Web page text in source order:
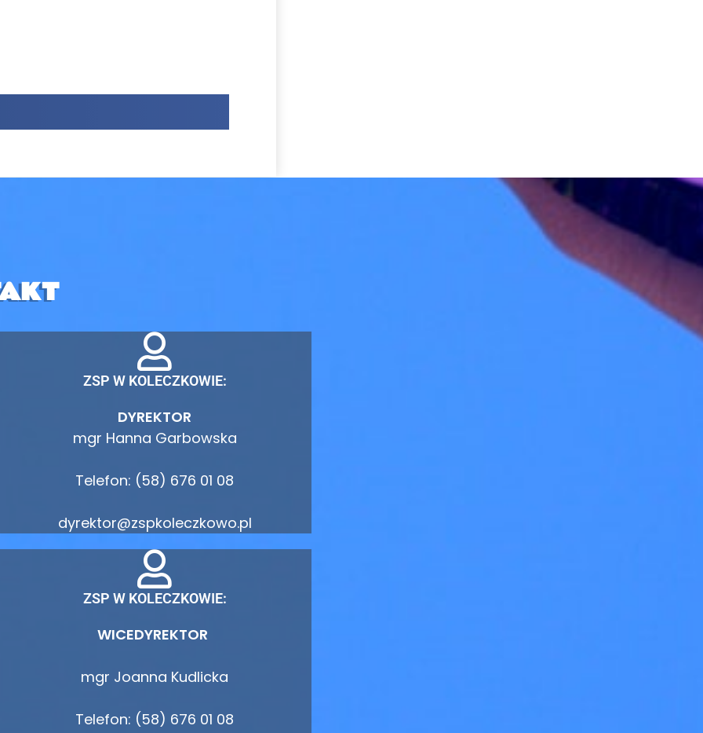
ZSP W KOLECZKOWIE:
DYREKTOR
mgr Hanna Garbowska
Telefon: (58) 676 01 08
dyrektor@zspkoleczkowo.pl
ZSP W KOLECZKOWIE:
WICEDYREKTOR
mgr Joanna Kudlicka
Telefon: (58) 676 01 08